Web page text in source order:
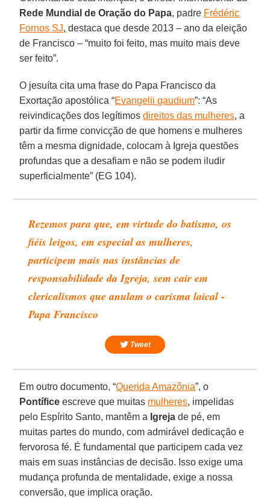
Rede Mundial de Oração do Papa, padre Frédéric
Fornos SJ, destaca que desde 2013 – ano da eleição
de Francisco – “muito foi feito, mas muito mais deve
ser feito”.
O jesuíta cita uma frase do Papa Francisco da
Exortação apostólica “Evangelii gaudium”: “As
reivindicações dos legítimosdireitos das mulheres, a
partir da firme convicção de que homens e mulheres
têm a mesma dignidade, colocam à Igreja questões
profundas que a desafiam e não se podem iludir
superficialmente” (EG 104).
Rezemos para que, em virtude do batismo, os
fiéis leigos, em especial as mulheres,
participem mais nas instâncias de
responsabilidade da Igreja, sem cair em
clericalismos que anulam o carisma laical -
Papa Francisco
Tweet
Em outro documento, “Querida Amazônia”, o
Pontífice escreve que muitas mulheres, impelidas
pelo Espírito Santo, mantêm a Igreja de pé, em
muitas partes do mundo, com admirável dedicação e
fervorosa fé. É fundamental que participem cada vez
mais em suas instâncias de decisão. Isso exige uma
mudança profunda de mentalidade, exige a nossa
conversão, que implica oração.